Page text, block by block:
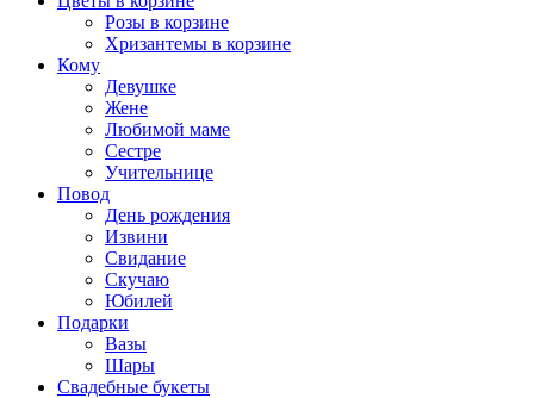
Розы в корзине
Хризантемы в корзине
Кому
Девушке
Жене
Любимой маме
Сестре
Учительнице
Повод
День рождения
Извини
Свидание
Скучаю
Юбилей
Подарки
Вазы
Шары
Свадебные букеты